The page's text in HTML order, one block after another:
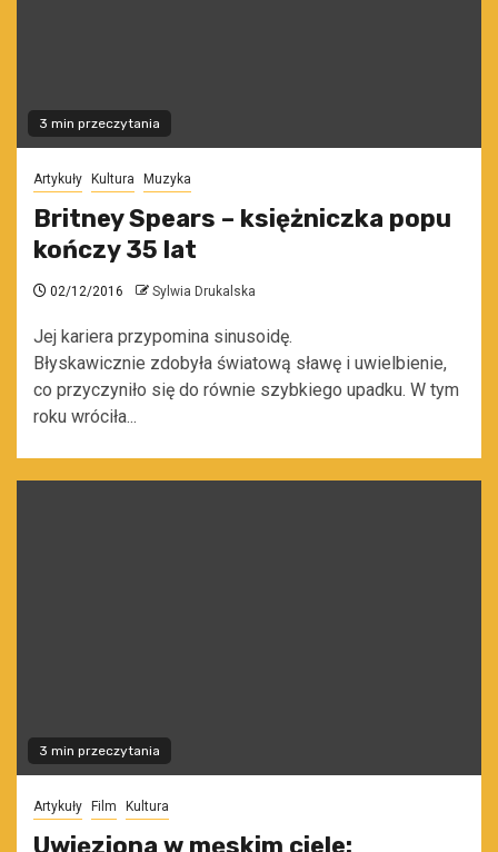
3 min przeczytania
Artykuły Kultura Muzyka
Britney Spears – księżniczka popu
kończy 35 lat
02/12/2016 Sylwia Drukalska
Jej kariera przypomina sinusoidę.
Błyskawicznie zdobyła światową sławę i uwielbienie,
co przyczyniło się do równie szybkiego upadku. W tym
roku wróciła...
3 min przeczytania
Artykuły Film Kultura